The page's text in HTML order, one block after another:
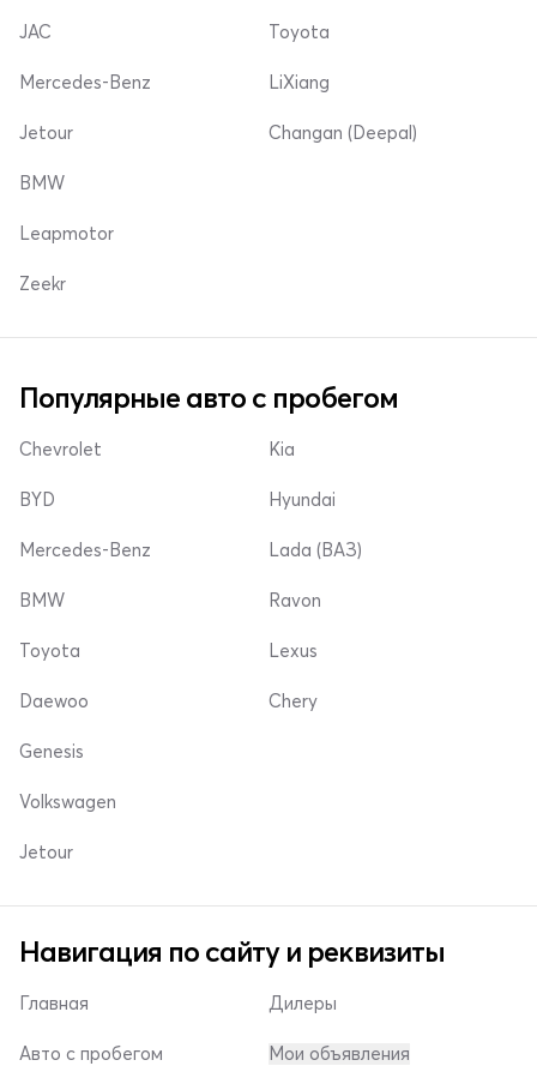
JAC
Mercedes-Benz
Jetour
Toyota
LiXiang
Changan (Deepal)
BMW
Leapmotor
Zeekr
Популярные авто с пробегом
Chevrolet
BYD
Mercedes-Benz
Kia
Hyundai
Lada (ВАЗ)
BMW
Toyota
Daewoo
Ravon
Lexus
Chery
Genesis
Volkswagen
Jetour
Навигация по сайту и реквизиты
Главная
Авто с пробегом
Дилеры
Мои объявления